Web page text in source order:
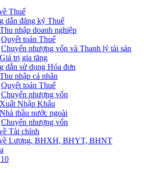
Thuế
dẫn đăng ký Thuế
nhập doanh nghiệp
Quyết toán Thuế
Chuyển nhượng vốn và Thanh lý tài sản
trị gia tăng
dẫn sử dụng Hóa đơn
nhập cá nhân
Quyết toán Thuế
Chuyển nhượng vốn
Nhập Khẩu
thầu nước ngoài
Chuyển nhượng vốn
Tài chính
Lương, BHXH, BHYT, BHNT